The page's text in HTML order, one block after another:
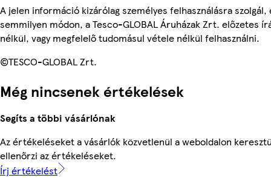
A jelen információ kizárólag személyes felhasználásra
semmilyen módon, a Tesco-GLOBAL Áruházak Zrt. előzetes
nélkül, vagy megfelelő tudomásul vétele nélkül felhasználni.
©TESCO-GLOBAL Zrt.
Még nincsenek értékelések
Segíts a többi vásárlónak
Az értékeléseket a vásárlók közvetlenül a weboldalon
ellenőrzi az értékeléseket.
Írj értékelést